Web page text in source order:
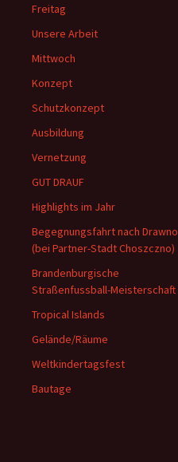
Freitag
Unsere Arbeit
Mittwoch
Konzept
Schutzkonzept
Ausbildung
Vernetzung
GUT DRAUF
Highlights im Jahr
Begegnungsfahrt nach Drawno
(bei Partner-Stadt Choszczno)
Brandenburgische
Straßenfussball-Meisterschaft
Tropical Islands
Gelände/Räume
Weltkindertagsfest
Bautage